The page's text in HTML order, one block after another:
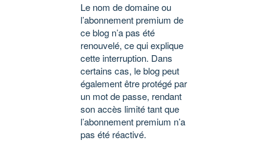
Le nom de domaine ou
l’abonnement premium de
ce blog n’a pas été
renouvelé, ce qui explique
cette interruption. Dans
certains cas, le blog peut
également être protégé par
un mot de passe, rendant
son accès limité tant que
l’abonnement premium n’a
pas été réactivé.